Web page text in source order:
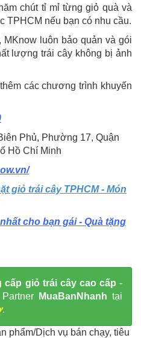
chút tỉ mỉ từng giỏ quà và
TPHCM nếu bạn có nhu cầu.
MKnow luôn bảo quản và gói
lượng trái cây không bị ảnh
các chương trình khuyến
Phủ, Phường 17, Quận
Hồ Chí Minh
giỏ trái cây TPHCM - Món
cho bạn gái - Quà tặng
cấp giỏ trái cây cao cấp -
MuaBanNhanh tại
.
phẩm/Dịch vụ bán chạy, tiêu